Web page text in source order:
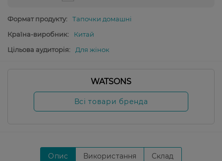
Формат продукту:
Тапочки домашні
Країна-виробник:
Китай
Цільова аудиторія:
Для жінок
WATSONS
Всі товари бренда
Опис Використання Склад